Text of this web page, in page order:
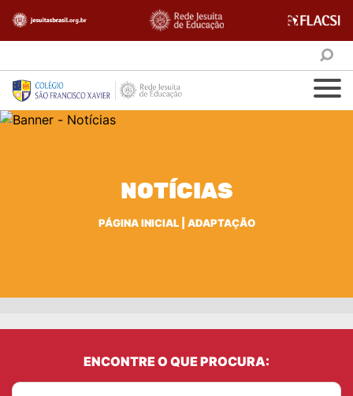
NOTÍCIAS
PÁGINA INICIAL| ADAPTAÇÃO
ENCONTRE O QUE PROCURA: